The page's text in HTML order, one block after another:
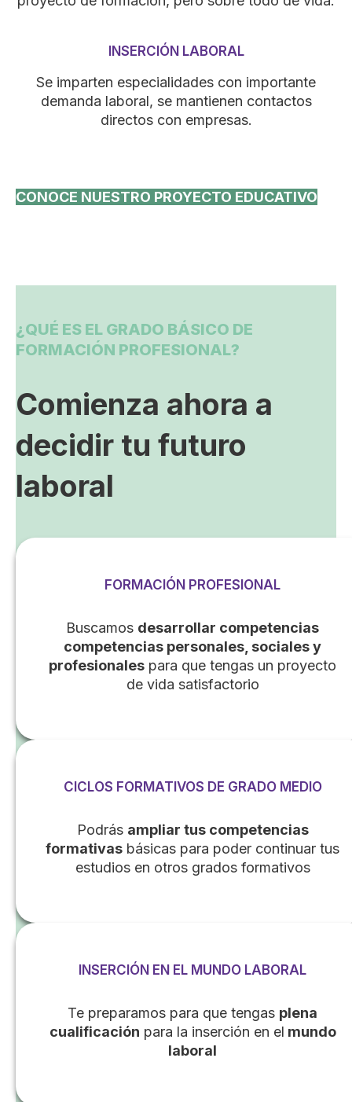
INSERCIÓN LABORAL
Se imparten especialidades con importante
demanda laboral, se mantienen contactos
directos con empresas.
CONOCE NUESTRO PROYECTO EDUCATIVO
¿QUÉ ES EL GRADO BÁSICO DE
FORMACIÓN PROFESIONAL?
Comienza ahora a
decidir tu futuro
laboral
FORMACIÓN PROFESIONAL
Buscamos desarrollar competencias
competencias personales, sociales y
profesionales para que tengas un proyecto
de vida satisfactorio
CICLOS FORMATIVOS DE GRADO MEDIO
Podrás ampliar tus competencias
formativas básicas para poder continuar tus
estudios en otros grados formativos
INSERCIÓN EN EL MUNDO LABORAL
Te preparamos para que tengas plena
cualificación para la inserción en el mundo
laboral